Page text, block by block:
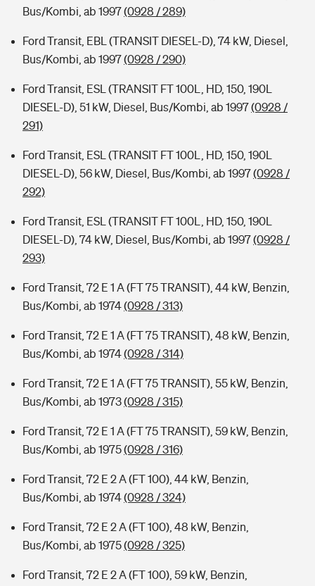
Kinderunfall-Check: Mehr Sicherheit für deine Kids
Typklassen: So ist Ihr Auto eingestuft
Sie haben Fragen?
Bus/Kombi, ab 1997(0928 / 289)
Ford Transit, EBL (TRANSIT DIESEL-D), 74 kW, Diesel,
Bus/Kombi, ab 1997(0928 / 290)
Ford Transit, ESL (TRANSIT FT 100L, HD, 150, 190L
DIESEL-D), 51 kW, Diesel, Bus/Kombi, ab 1997(0928 /
291)
Ford Transit, ESL (TRANSIT FT 100L, HD, 150, 190L
DIESEL-D), 56 kW, Diesel, Bus/Kombi, ab 1997(0928 /
292)
Ford Transit, ESL (TRANSIT FT 100L, HD, 150, 190L
DIESEL-D), 74 kW, Diesel, Bus/Kombi, ab 1997(0928 /
293)
Ford Transit, 72 E 1 A (FT 75 TRANSIT), 44 kW, Benzin,
Bus/Kombi, ab 1974(0928 / 313)
Ford Transit, 72 E 1 A (FT 75 TRANSIT), 48 kW, Benzin,
Bus/Kombi, ab 1974(0928 / 314)
Ford Transit, 72 E 1 A (FT 75 TRANSIT), 55 kW, Benzin,
Bus/Kombi, ab 1973(0928 / 315)
Ford Transit, 72 E 1 A (FT 75 TRANSIT), 59 kW, Benzin,
Bus/Kombi, ab 1975(0928 / 316)
Ford Transit, 72 E 2 A (FT 100), 44 kW, Benzin,
Bus/Kombi, ab 1974(0928 / 324)
Ford Transit, 72 E 2 A (FT 100), 48 kW, Benzin,
Bus/Kombi, ab 1975(0928 / 325)
Ford Transit, 72 E 2 A (FT 100), 59 kW, Benzin,